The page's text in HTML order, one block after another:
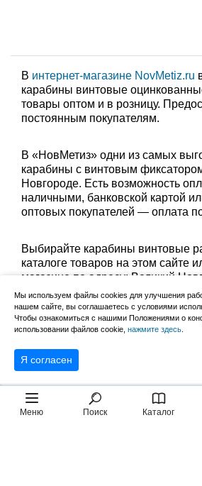
Меню Поиск Каталог
В интернет-магазине NovMetiz.ru
карабины винтовые
товары оптом и в розницу.
постоянным покупателям.
В «НовМетиз» одни из самых
карабины с винтовым
Новгороде. Есть возможность
наличными, банковской картой
оптовых покупателей — оплата по
Выбирайте карабины винтовые
каталоге товаров на этом сайте
магазине по адресу: Великий
Сырковское шоссе, 8а (по будням
субботу с 9:00 до 13:00). Забрать
лично в пункте выдачи или
дома.
Мы используем файлы cookies для улучшения
нашем сайте, вы соглашаетесь с условиями
Чтобы ознакомиться с нашими Положениями о
использовании файлов cookie, нажмите здесь
Я согласен